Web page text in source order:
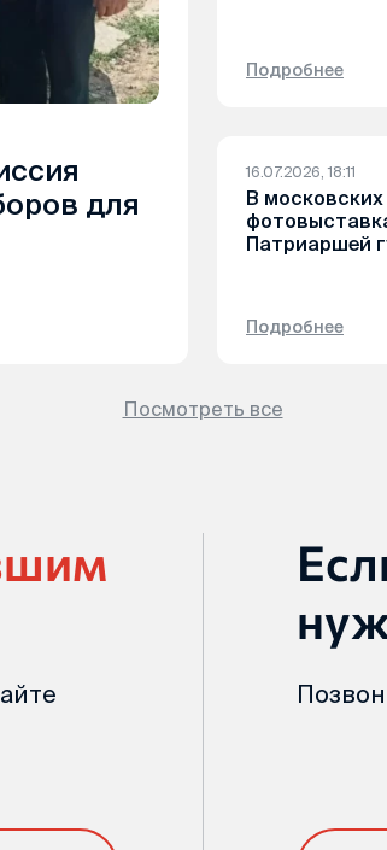
для
Подробнее
16.07.2026, 18:11
В
Патриаршей
Подробнее
Посмотреть все